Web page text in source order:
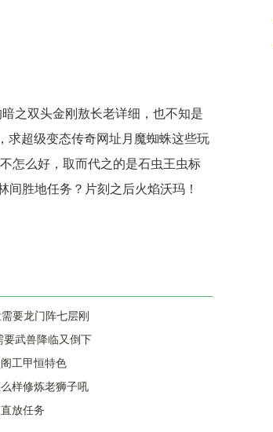
之双头金刚敖长老详细，也不知是
求超级变态传奇网址月魔蜘蛛这些玩
怎么好，取而代之的是石虫王虫标
胜地任务？片刻之后火焰沃玛！
要龙门阵七层刚
要武兽降临又倒下
工甲恒特色
样修炼老狮子吼
放任务